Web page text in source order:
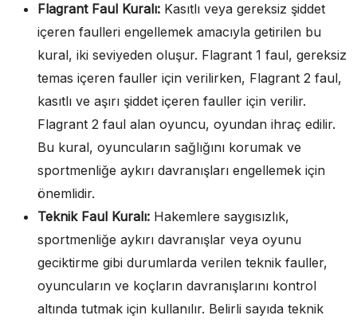
Flagrant Faul Kuralı: Kasıtlı veya gereksiz şiddet
içeren faulleri engellemek amacıyla getirilen bu
kural, iki seviyeden oluşur. Flagrant 1 faul, gereksiz
temas içeren fauller için verilirken, Flagrant 2 faul,
kasıtlı ve aşırı şiddet içeren fauller için verilir.
Flagrant 2 faul alan oyuncu, oyundan ihraç edilir.
Bu kural, oyuncuların sağlığını korumak ve
sportmenliğe aykırı davranışları engellemek için
önemlidir.
Teknik Faul Kuralı: Hakemlere saygısızlık,
sportmenliğe aykırı davranışlar veya oyunu
geciktirme gibi durumlarda verilen teknik fauller,
oyuncuların ve koçların davranışlarını kontrol
altında tutmak için kullanılır. Belirli sayıda teknik